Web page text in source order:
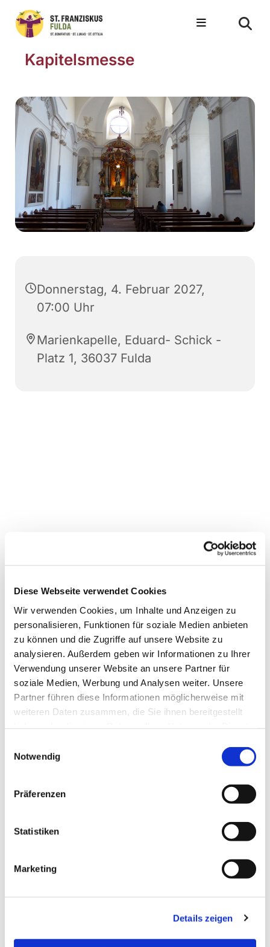
Diese Webseite verwendet Cookies
Wir verwenden Cookies, um Inhalte und Anzeigen zu
personalisieren, Funktionen für soziale Medien anbieten
zu können und die Zugriffe auf unsere Website zu
analysieren. Außerdem geben wir Informationen zu Ihrer
Verwendung unserer Website an unsere Partner für
soziale Medien, Werbung und Analysen weiter. Unsere
Partner führen diese Informationen möglicherweise mit
weiteren Daten zusammen, die Sie ihnen bereitgestellt
Notwendig
Präferenzen
Statistiken
Marketing
Details zeigen
Kapitelsmesse
Donnerstag, 4. Februar 2027,
07:00 Uhr
Marienkapelle, Eduard- Schick -
Platz 1, 36037 Fulda
Dies könnte Sie auch
interessieren